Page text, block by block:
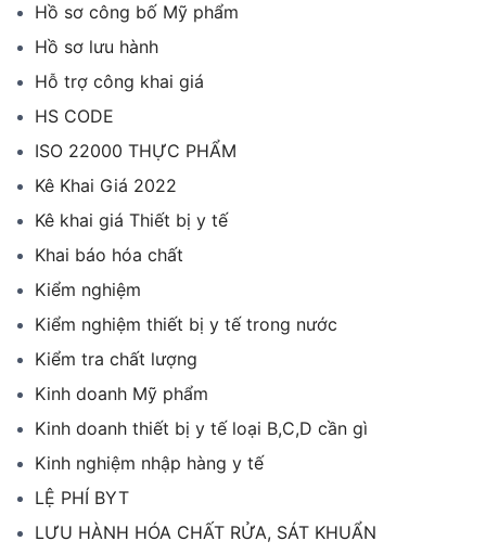
Hồ sơ công bố Mỹ phẩm
Hồ sơ lưu hành
Hỗ trợ công khai giá
HS CODE
ISO 22000 THỰC PHẨM
Kê Khai Giá 2022
Kê khai giá Thiết bị y tế
Khai báo hóa chất
Kiểm nghiệm
Kiểm nghiệm thiết bị y tế trong nước
Kiểm tra chất lượng
Kinh doanh Mỹ phẩm
Kinh doanh thiết bị y tế loại B,C,D cần gì
Kinh nghiệm nhập hàng y tế
LỆ PHÍ BYT
LƯU HÀNH HÓA CHẤT RỬA, SÁT KHUẨN